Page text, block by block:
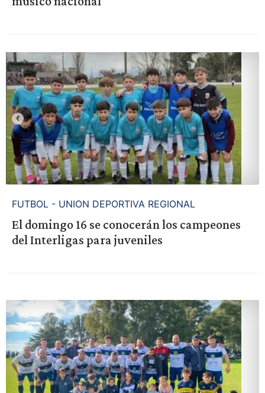
FUTBOL - UNION DEPORTIVA REGIONAL
El domingo 16 se conocerán los campeones
del Interligas para juveniles